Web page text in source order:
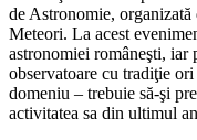
de Astronomie,
Meteori. La acest
astronomiei româneşti, iar
observatoare cu tradiţie
domeniu – trebuie să-şi
activitatea sa din ultimul